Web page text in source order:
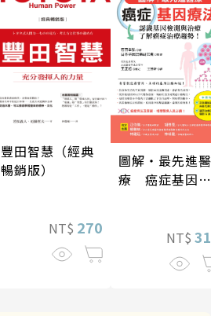
豐田智慧（經典
暢銷版）
NT$ 270
圖解‧最先進醫
療 癌症基因療
NT$